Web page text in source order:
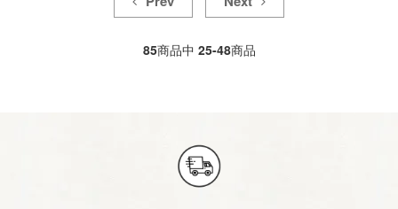
85商品中 25-48商品